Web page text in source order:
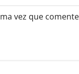
vez que